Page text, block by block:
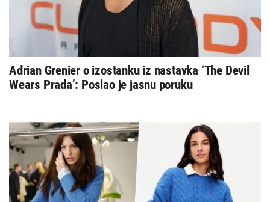
Adrian Grenier o izostanku iz nastavka ‘The Devil
Wears Prada’: Poslao je jasnu poruku